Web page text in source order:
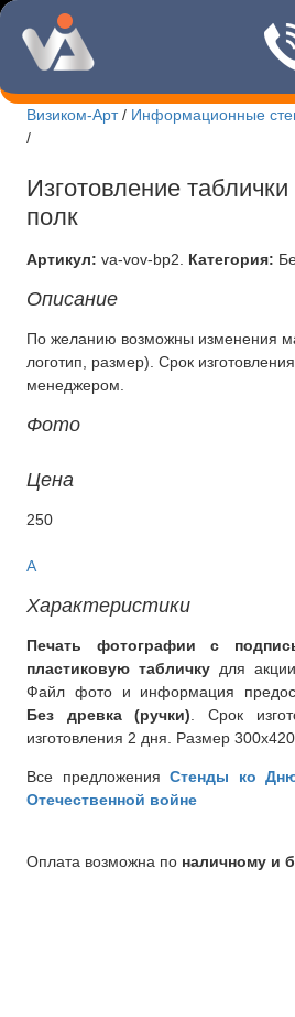
Новости Визиком-арт
Информационные
Изготовление вывесок
Изготовление табличек
Печать футболок
Лазерная резка
Доставка и оплата
О компании
Контакты
Визиком-Арт/ Информационные
/
Изготовление
полк
Артикул: va-vov-bp2 Категория:
Описание
По желанию возможны изменения
логотип, размер). Срок
менеджером.
Фото
Цена
250
A
Характеристики
Печать фотографии с
пластиковую табличку для
Файл фото и информация
Без древка (ручки). Срок
изготовления 2 дня. Размер
Все предложенияСтенды ко
Отечественной войне
Оплата возможна по наличному и